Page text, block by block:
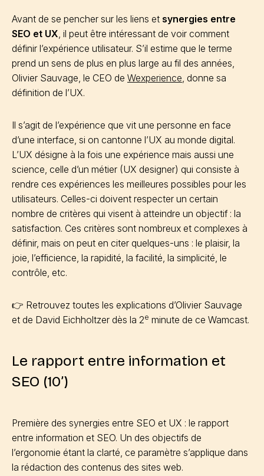
Avant de se pencher sur les liens et synergies entre
SEO et UX, il peut être intéressant de voir comment
définir l’expérience utilisateur. S’il estime que le terme
prend un sens de plus en plus large au fil des années,
Olivier Sauvage, le CEO de Wexperience, donne sa
définition de l’UX.
Il s’agit de l’expérience que vit une personne en face
d’une interface, si on cantonne l’UX au monde digital.
L’UX désigne à la fois une expérience mais aussi une
science, celle d’un métier (UX designer) qui consiste à
rendre ces expériences les meilleures possibles pour les
utilisateurs. Celles-ci doivent respecter un certain
nombre de critères qui visent à atteindre un objectif : la
satisfaction. Ces critères sont nombreux et complexes à
définir, mais on peut en citer quelques-uns : le plaisir, la
joie, l’efficience, la rapidité, la facilité, la simplicité, le
contrôle, etc.
👉 Retrouvez toutes les explications d’Olivier Sauvage
et de David Eichholtzer dès la 2e minute de ce Wamcast.
Le rapport entre information et
SEO (10’)
Première des synergies entre SEO et UX : le rapport
entre information et SEO. Un des objectifs de
l’ergonomie étant la clarté, ce paramètre s’applique dans
la rédaction des contenus des sites web.